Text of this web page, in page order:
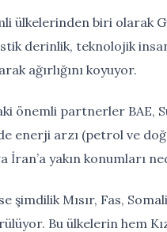
ülkelerinden biri olarak
derinlik, teknolojik insan
ağırlığını koyuyor.
önemli partnerler BAE,
enerji arzı (petrol ve
İran’a yakın konumları
şimdilik Mısır, Fas,
Bu ülkelerin hem